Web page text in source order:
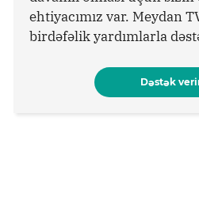
ehtiyacımız var. Meydan
birdəfəlik yardımlarla
Dəstək